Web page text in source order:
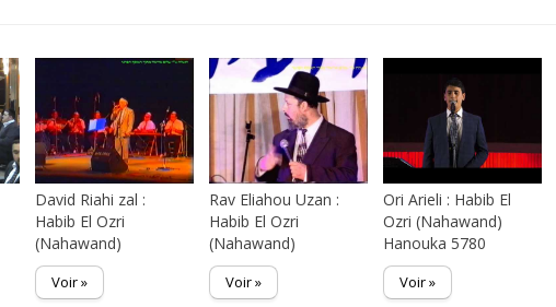
David Riahi zal :
Habib El Ozri
(Nahawand)
Voir »
Rav Eliahou Uzan :
Habib El Ozri
(Nahawand)
Voir »
Ori Arieli : Habib El
Ozri (Nahawand)
Hanouka 5780
Voir »